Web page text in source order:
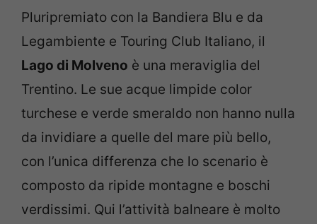
Pluripremiato con la Bandiera Blu e da
Legambiente e Touring Club Italiano, il
Lago di Molveno è una meraviglia del
Trentino. Le sue acque limpide color
turchese e verde smeraldo non hanno nulla
da invidiare a quelle del mare più bello,
con l’unica differenza che lo scenario è
composto da ripide montagne e boschi
verdissimi. Qui l’attività balneare è molto